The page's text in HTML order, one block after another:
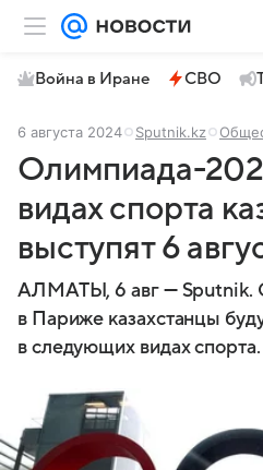
Война в Иране СВО
6 августа 2024 Sputnik.kz
Олимпиада-
видах спорта
выступят 6
АЛМАТЫ, 6 авг — Sputnik.
в Париже казахстанцы
в следующих видах спорта.